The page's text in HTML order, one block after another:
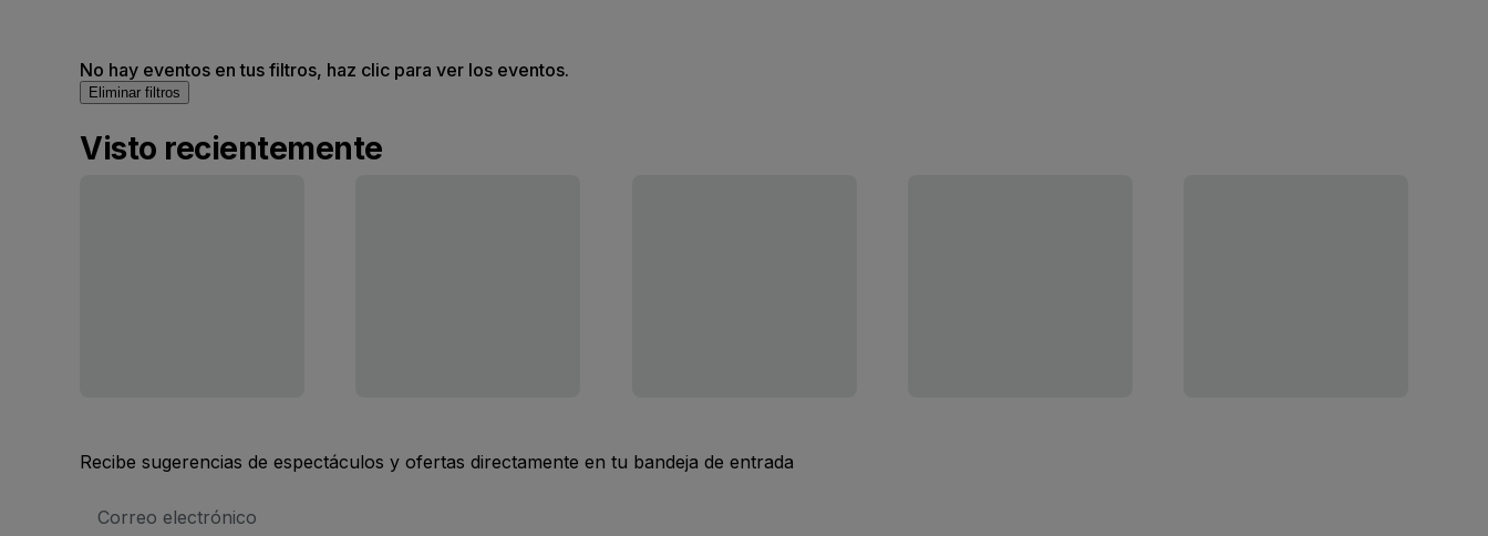
No hay eventos en tus filtros, haz clic para ver los eventos.
Eliminar filtros
Visto recientemente
Recibe sugerencias de espectáculos y ofertas directamente en tu bandeja de entrada
de